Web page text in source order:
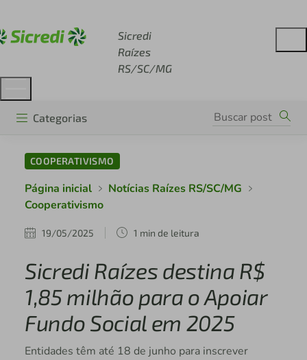
Sicredi
Raízes
RS/SC/MG
Categorias
COOPERATIVISMO
Página inicial
Notícias Raízes RS/SC/MG
Cooperativismo
19/05/2025 1 min de leitura
Sicredi Raízes destina R$
1,85 milhão para o Apoiar
Fundo Social em 2025
Entidades têm até 18 de junho para inscrever